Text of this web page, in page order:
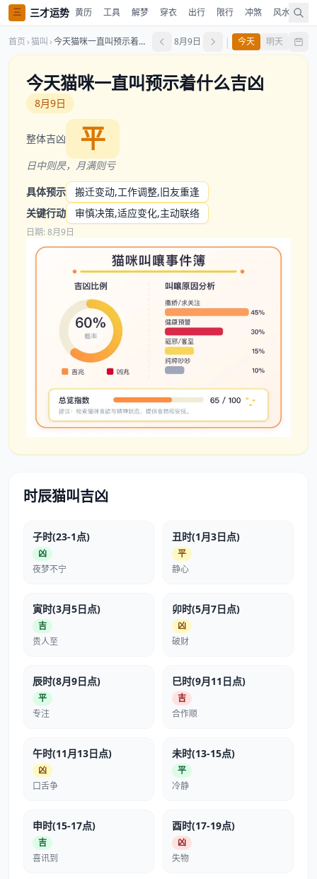
三 三才运势 黄历 工具 解梦 穿衣 出行 限行 冲煞 风水 时
首页 ›猫叫 › 今天猫咪一直叫预示着什么吉凶 8月9日 | 今天 明天
今天猫咪一直叫预示着什么吉凶
8月9日
整体吉凶 平
日中则昃，月满则亏
具体预示
搬迁变动,工作调整,旧友重逢
关键行动
审慎决策,适应变化,主动联络
日期: 8月9日
时辰猫叫吉凶
子时(23-1点)
凶
夜梦不宁
丑时(1月3日点)
平
静心
寅时(3月5日点)
吉
贵人至
卯时(5月7日点)
凶
破财
辰时(8月9日点)
平
专注
巳时(9月11日点)
吉
合作顺
午时(11月13日点)
凶
口舌争
未时(13-15点)
平
冷静
申时(15-17点)
吉
喜讯到
酉时(17-19点)
凶
失物